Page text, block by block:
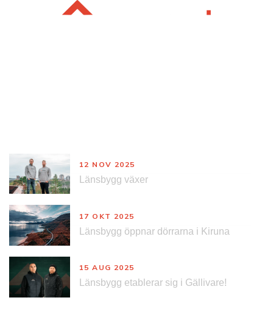
12 NOV 2025
Länsbygg växer
17 OKT 2025
Länsbygg öppnar dörrarna i Kiruna
15 AUG 2025
Länsbygg etablerar sig i Gällivare!